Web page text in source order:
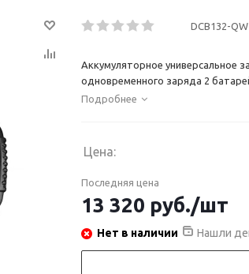
DCB132-QW
Аккумуляторное универсальное
одновременного заряда 2
Подробнее
Цена:
Последняя цена
13 320 руб./шт
Нет в наличии Нашли